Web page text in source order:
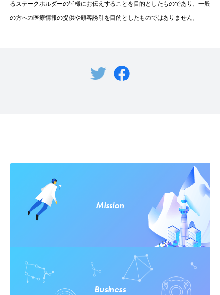
るステークホルダーの皆様にお伝えすることを目的としたものであり、一般
の方への医療情報の提供や顧客誘引を目的としたものではありません。
Mission
Business